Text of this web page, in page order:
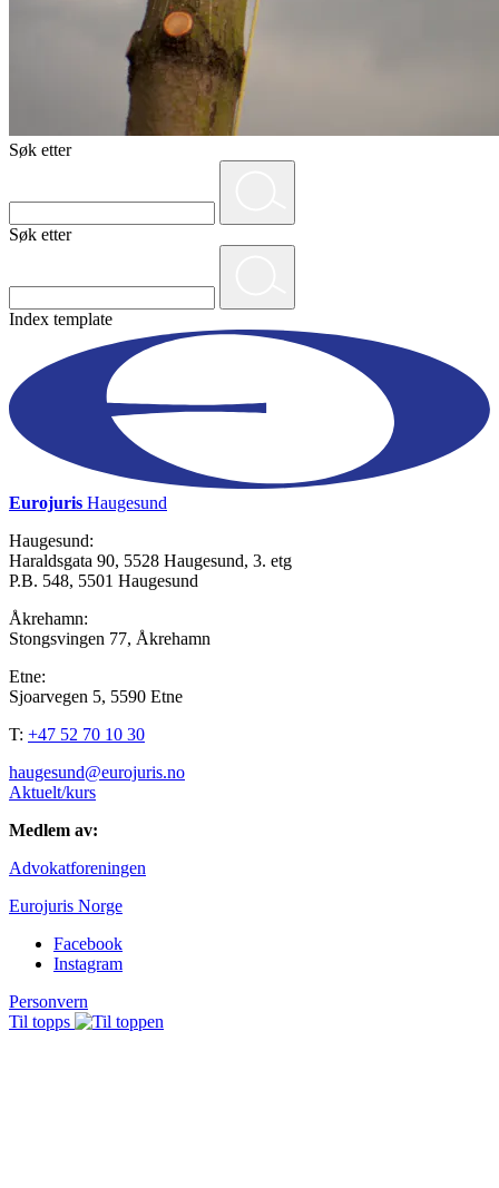
Søk etter
Søk etter
Index template
Eurojuris Haugesund
Haugesund:
Haraldsgata 90, 5528 Haugesund, 3. etg
P.B. 548, 5501 Haugesund
Åkrehamn:
Stongsvingen 77, Åkrehamn
Etne:
Sjoarvegen 5, 5590 Etne
T: +47 52 70 10 30
haugesund@eurojuris.no
Aktuelt/kurs
Medlem av:
Advokatforeningen
Eurojuris Norge
Facebook
Instagram
Personvern
Til topps